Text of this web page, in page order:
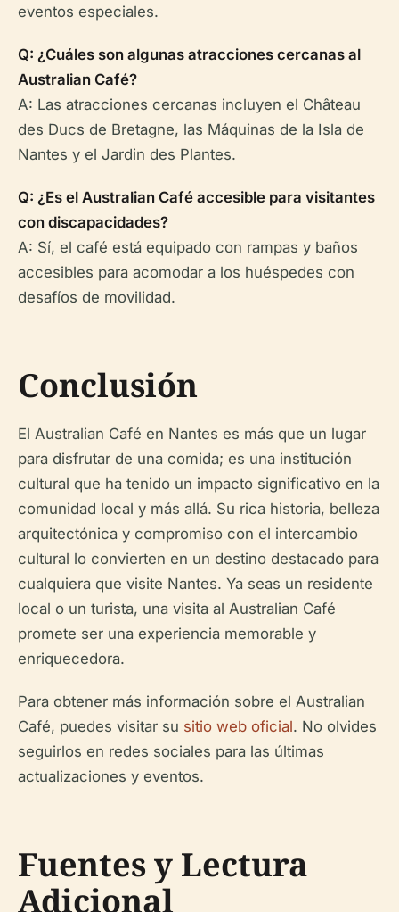
eventos especiales.
Q: ¿Cuáles son algunas atracciones cercanas al
Australian Café?
A: Las atracciones cercanas incluyen el Château
des Ducs de Bretagne, las Máquinas de la Isla de
Nantes y el Jardin des Plantes.
Q: ¿Es el Australian Café accesible para visitantes
con discapacidades?
A: Sí, el café está equipado con rampas y baños
accesibles para acomodar a los huéspedes con
desafíos de movilidad.
Conclusión
El Australian Café en Nantes es más que un lugar
para disfrutar de una comida; es una institución
cultural que ha tenido un impacto significativo en la
comunidad local y más allá. Su rica historia, belleza
arquitectónica y compromiso con el intercambio
cultural lo convierten en un destino destacado para
cualquiera que visite Nantes. Ya seas un residente
local o un turista, una visita al Australian Café
promete ser una experiencia memorable y
enriquecedora.
Para obtener más información sobre el Australian
Café, puedes visitar su sitio web oficial. No olvides
seguirlos en redes sociales para las últimas
actualizaciones y eventos.
Fuentes y Lectura
Adicional